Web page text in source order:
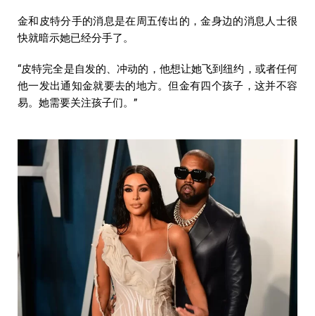
金和皮特分手的消息是在周五传出的，金身边的消息人士很
快就暗示她已经分手了。
“皮特完全是自发的、冲动的，他想让她飞到纽约，或者任何
他一发出通知金就要去的地方。但金有四个孩子，这并不容
易。她需要关注孩子们。”